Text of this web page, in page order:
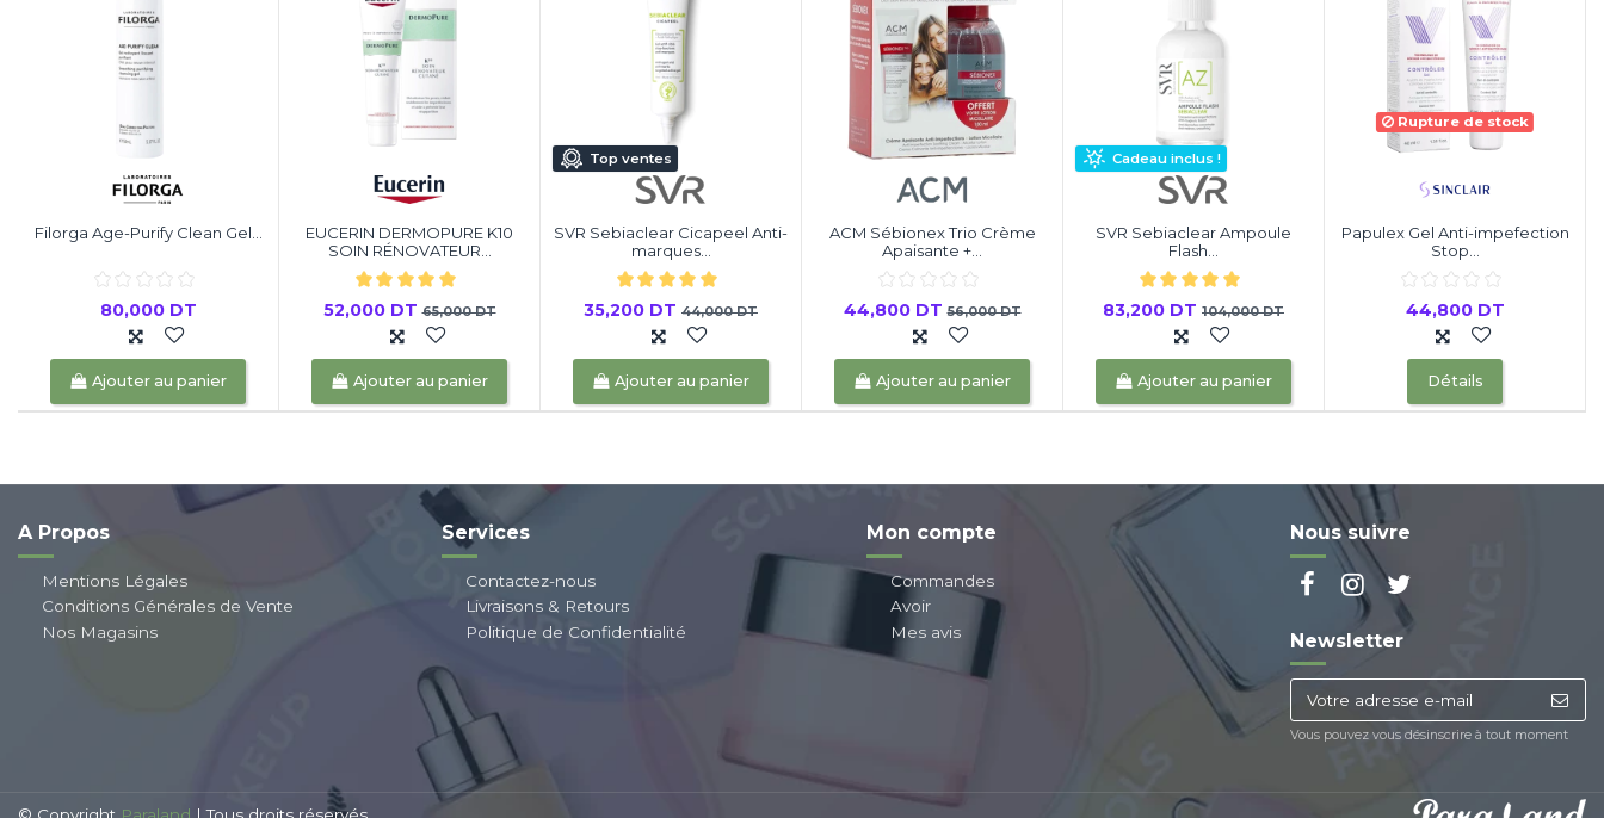
Filorga Age-Purify Clean Gel...
80,000 DT
Ajouter au panier
EUCERIN DERMOPURE K10
SOIN RÉNOVATEUR...
52,000 DT65,000 DT
Ajouter au panier
Top ventes
SVR Sebiaclear Cicapeel Anti-
marques...
35,200 DT 44,000 DT
Ajouter au panier
ACM Sébionex Trio Crème
Apaisante +...
44,800 DT56,000 DT
Ajouter au panier
Cadeau inclus !
SVR Sebiaclear Ampoule
Flash...
83,200 DT 104,000 DT
Ajouter au panier
Rupture de stock
Papulex Gel Anti-impefection
Stop...
44,800 DT
Détails
A Propos
Mentions Légales
Conditions Générales de Vente
Nos Magasins
Services
Contactez-nous
Livraisons & Retours
Politique de Confidentialité
Mon compte
Commandes
Avoir
Mes avis
Nous suivre
Newsletter
Vous pouvez vous désinscrire à tout moment